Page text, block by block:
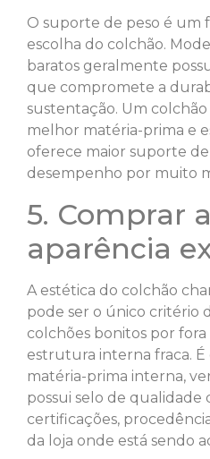
O suporte de peso é um
escolha do colchão.
baratos geralmente
que compromete a
sustentação. Um
melhor matéria-prima e
oferece maior suporte
desempenho por muito
5. Comprar
aparência
A estética do colchão
pode ser o único critério
colchões bonitos por
estrutura interna fraca. É
matéria-prima interna,
possui selo de qualidade
certificações,
da loja onde está sendo